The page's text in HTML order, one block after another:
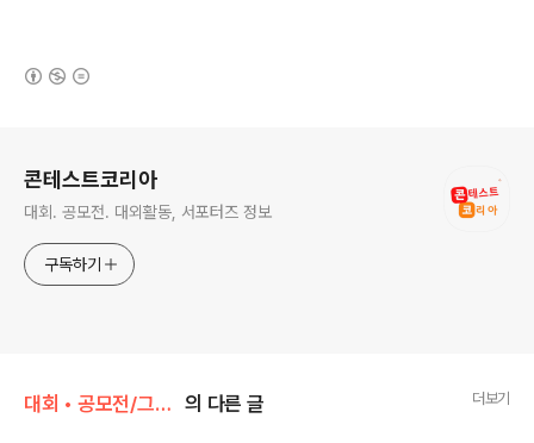
콘테스트코리아
대회. 공모전. 대외활동, 서포터즈 정보
구독하기
대회 • 공모전/그림 • 미술 • 디자인 • 웹툰. 의 다른 글 더보기